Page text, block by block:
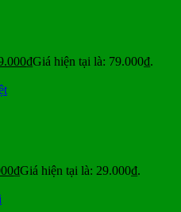
₫Giá hiện tại là: 79.000₫.
₫Giá hiện tại là: 29.000₫.